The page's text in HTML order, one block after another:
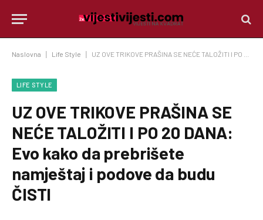
Naslovna Life Style UZ OVE TRIKOVE PRAŠINA SE NEĆE TALOŽITI I PO 20 DANA: Evo kako da prebrišete namještaj i podove da budu ČISTI
LIFE STYLE
UZ OVE TRIKOVE PRAŠINA SE
NEĆE TALOŽITI I PO 20 DANA:
Evo kako da prebrišete
namještaj i podove da budu
ČISTI